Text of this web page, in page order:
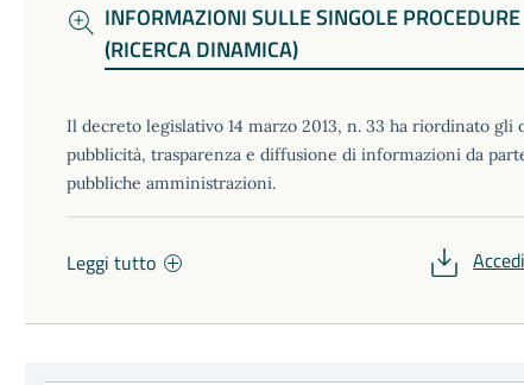
NOTEINFORMAZIONI SULLE SINGOLE PROCEDURE
(RICERCA DINAMICA)
Il decreto legislativo 14 marzo 2013, n. 33 ha riordinato gli
pubblicità, trasparenza e diffusione di informazioni da
pubbliche amministrazioni.
Leggi tutto